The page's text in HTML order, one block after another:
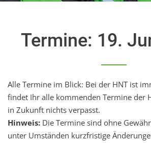
Termine: 19.
Alle Termine im Blick: Bei der HNT ist
findet Ihr alle kommenden Termine der
in Zukunft nichts verpasst.
Hinweis: Die Termine sind ohne
unter Umständen kurzfristige